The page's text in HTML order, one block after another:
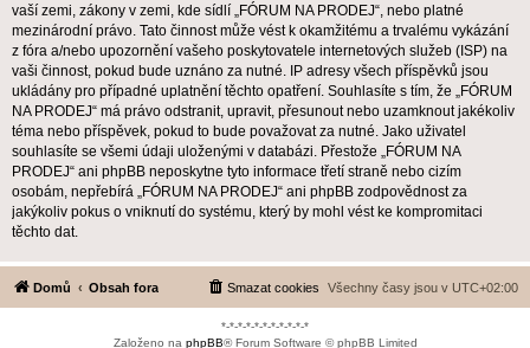
vaší zemi, zákony v zemi, kde sídlí „FÓRUM NA PRODEJ“, nebo platné
mezinárodní právo. Tato činnost může vést k okamžitému a trvalému vykázání
z fóra a/nebo upozornění vašeho poskytovatele internetových služeb (ISP) na
vaši činnost, pokud bude uznáno za nutné. IP adresy všech příspěvků jsou
ukládány pro případné uplatnění těchto opatření. Souhlasíte s tím, že „FÓRUM
NA PRODEJ“ má právo odstranit, upravit, přesunout nebo uzamknout jakékoliv
téma nebo příspěvek, pokud to bude považovat za nutné. Jako uživatel
souhlasíte se všemi údaji uloženými v databázi. Přestože „FÓRUM NA
PRODEJ“ ani phpBB neposkytne tyto informace třetí straně nebo cizím
osobám, nepřebírá „FÓRUM NA PRODEJ“ ani phpBB zodpovědnost za
jakýkoliv pokus o vniknutí do systému, který by mohl vést ke kompromitaci
těchto dat.
Domů Obsah fora Všechny časy jsou v UTC+02:00
Smazat cookies
*-*-*-*-*-*-*-*-*-*-*
Založeno na phpBB® Forum Software © phpBB Limited